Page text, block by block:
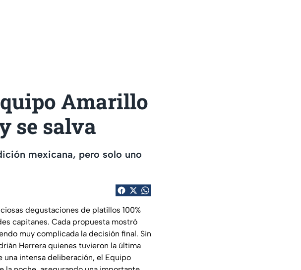
Amarillo
se salva
mexicana, pero solo uno
degustaciones de platillos 100%
capitanes. Cada propuesta mostró
muy complicada la decisión final. Sin
Herrera quienes tuvieron la última
una intensa deliberación, el Equipo